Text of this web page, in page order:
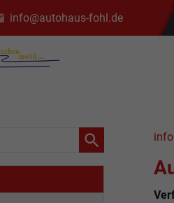
info@autohaus-fohl.de
info